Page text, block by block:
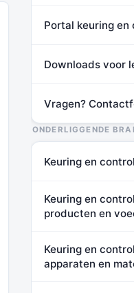
TOT HUIDIG*
⬛⬛⬛
Portal keuring en
Downloads voor
Vragen?
ONDERLIGGENDE
Keuring en
Keuring en
producten en
Keuring en
apparaten en